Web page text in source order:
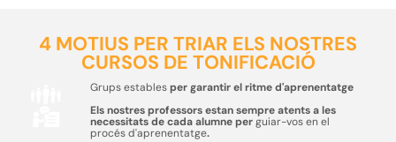
4 MOTIUS PER TRIAR ELS NOSTRES
CURSOS DE TONIFICACIÓ
Grups establesper garantir el ritme d'aprenentatge
Els nostres professors estan sempre atents a les
necessitats de cada alumne perguiar-vos en el
procés d'aprenentatge.